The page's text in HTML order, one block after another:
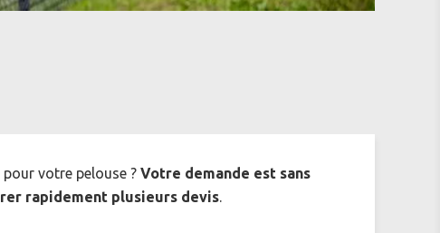
votre pelouse ? Votre demande est sans
rapidement plusieurs devis.